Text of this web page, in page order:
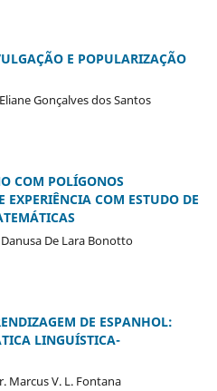
E POPULARIZAÇÃO
Gonçalves dos Santos
COM POLÍGONOS
EXPERIÊNCIA COM ESTUDO DE
De Lara Bonotto
DE ESPANHOL:
LINGUÍSTICA-
Marcus V. L. Fontana